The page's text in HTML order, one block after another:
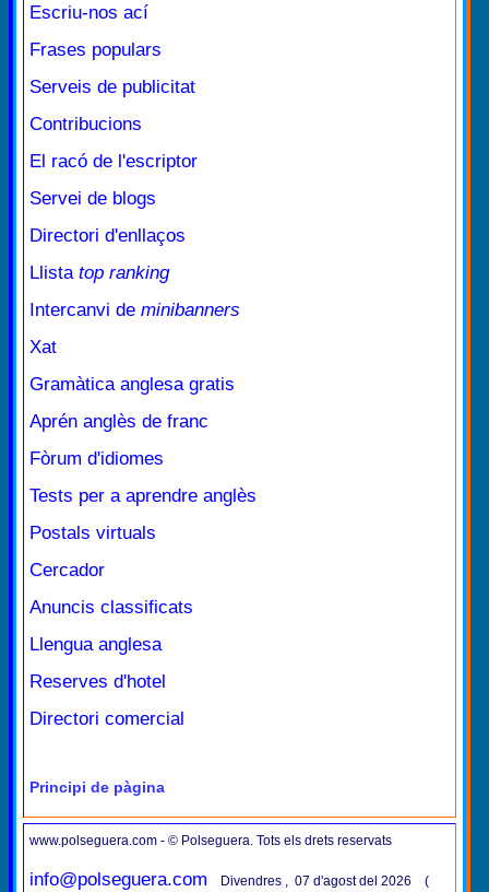
Escriu-nos ací
Frases populars
Serveis de publicitat
Contribucions
El racó de l'escriptor
Servei de blogs
Directori d'enllaços
Llista top ranking
Intercanvi de minibanners
Xat
Gramàtica anglesa gratis
Aprén anglès de franc
Fòrum d'idiomes
Tests per a aprendre anglès
Postals virtuals
Cercador
Anuncis classificats
Llengua anglesa
Reserves d'hotel
Directori comercial
Principi de pàgina
www.polseguera.com - © Polseguera. Tots els drets reservats
info@polseguera.com Divendres , 07 d'agost del 2026 (